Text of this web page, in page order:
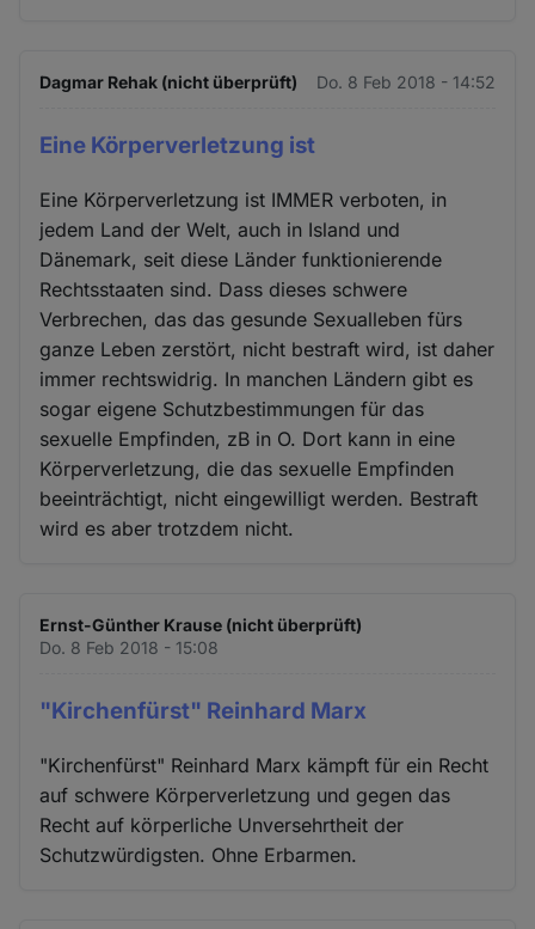
Dagmar Rehak (nicht überprüft) Do. 8 Feb 2018 - 14:52
Eine Körperverletzung ist
Eine Körperverletzung ist IMMER verboten, in
jedem Land der Welt, auch in Island und
Dänemark, seit diese Länder funktionierende
Rechtsstaaten sind. Dass dieses schwere
Verbrechen, das das gesunde Sexualleben fürs
ganze Leben zerstört, nicht bestraft wird, ist daher
immer rechtswidrig. In manchen Ländern gibt es
sogar eigene Schutzbestimmungen für das
sexuelle Empfinden, zB in O. Dort kann in eine
Körperverletzung, die das sexuelle Empfinden
beeinträchtigt, nicht eingewilligt werden. Bestraft
wird es aber trotzdem nicht.
Ernst-Günther Krause (nicht überprüft)
Do. 8 Feb 2018 - 15:08
"Kirchenfürst" Reinhard Marx
"Kirchenfürst" Reinhard Marx kämpft für ein Recht
auf schwere Körperverletzung und gegen das
Recht auf körperliche Unversehrtheit der
Schutzwürdigsten. Ohne Erbarmen.